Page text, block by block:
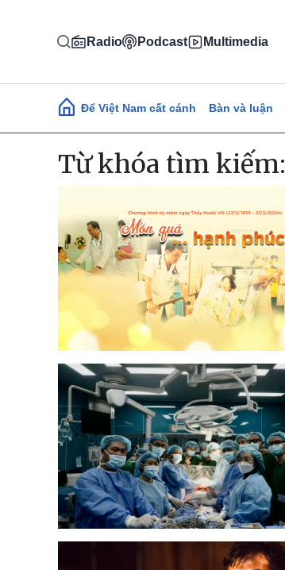
Radio Podcast Multimedia
Main navigation
Để Việt Nam cất cánh Bàn và luận
Từ khóa tìm kiếm: